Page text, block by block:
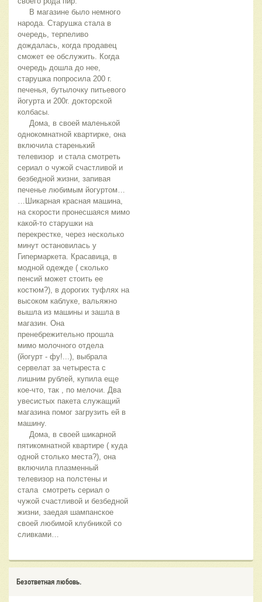
В магазине было немного
народа. Старушка стала в
очередь, терпеливо
дождалась, когда продавец
сможет ее обслужить. Когда
очередь дошла до нее,
старушка попросила 200 г.
печенья, бутылочку питьевого
йогурта и 200г. докторской
колбасы.
Дома, в своей маленькой
однокомнатной квартирке, она
включила старенький
телевизор и стала смотреть
сериал о чужой счастливой и
безбедной жизни, запивая
печенье любимым йогуртом…
…Шикарная красная машина,
на скорости пронесшаяся мимо
какой-то старушки на
перекрестке, через несколько
минут остановилась у
Гипермаркета. Красавица, в
модной одежде ( сколько
пенсий может стоить ее
костюм?), в дорогих туфлях на
высоком каблуке, вальяжно
вышла из машины и зашла в
магазин. Она
пренебрежительно прошла
мимо молочного отдела
(йогурт - фу!...), выбрала
сервелат за четыреста с
лишним рублей, купила еще
кое-что, так , по мелочи. Два
увесистых пакета служащий
магазина помог загрузить ей в
машину.
Дома, в своей шикарной
пятикомнатной квартире ( куда
одной столько места?), она
включила плазменный
телевизор на полстены и
стала смотреть сериал о
чужой счастливой и безбедной
жизни, заедая шампанское
своей любимой клубникой со
сливками…
Безответная любовь.